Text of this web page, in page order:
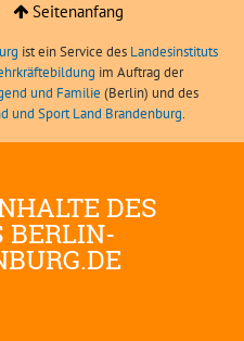
Seitenanfang
ist ein Service des Landesinstituts
im Auftrag der
und Familie (Berlin) und des
und Sport Land Brandenburg.
DES
BERLIN-